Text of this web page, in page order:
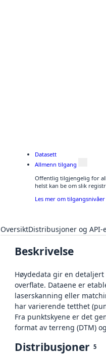
Datasett
Allmenn tilgang
Offentlig tilgjengelig for
helst kan be om slik
Les mer om
OversiktDistribusjoner og API-
Beskrivelse
Høydedata gir en
overflate. Dataene er
laserskanning eller
har varierende tetthet
Fra punktskyene er det
format av terreng (DTM)
Distribusjoner 5